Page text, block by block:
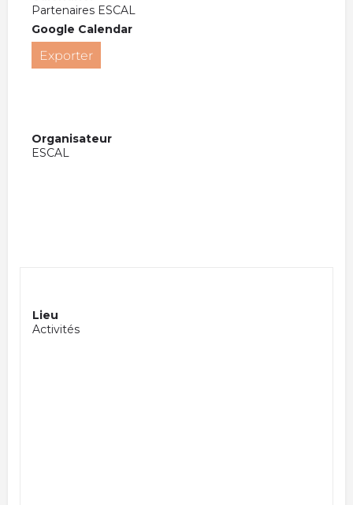
Partenaires ESCAL
Google Calendar
Exporter
Organisateur
ESCAL
Lieu
Activités